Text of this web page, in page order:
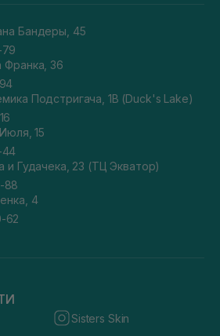
Бандеры, 45
Франка, 36
Подстригача, 1В (Duck's Lake)
15
44
и Гудачека, 23 (ТЦ Экватор)
88
4
62
Sisters Skin